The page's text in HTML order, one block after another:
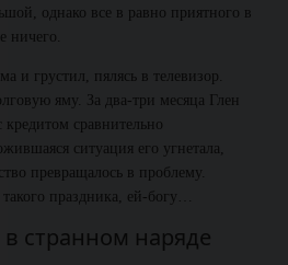
однако все в равно приятного в
ничего.
и грустил, пялясь в телевизор.
яму. За два-три месяца Глен
кредитом сравнительно
ситуация его угнетала,
превращалось в проблему.
такого праздника, ей-богу…
странном наряде